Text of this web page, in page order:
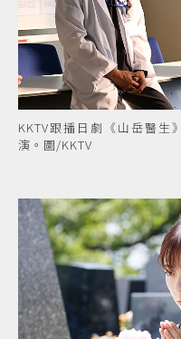
KKTV跟播日劇《山岳醫生
演。圖/KKTV